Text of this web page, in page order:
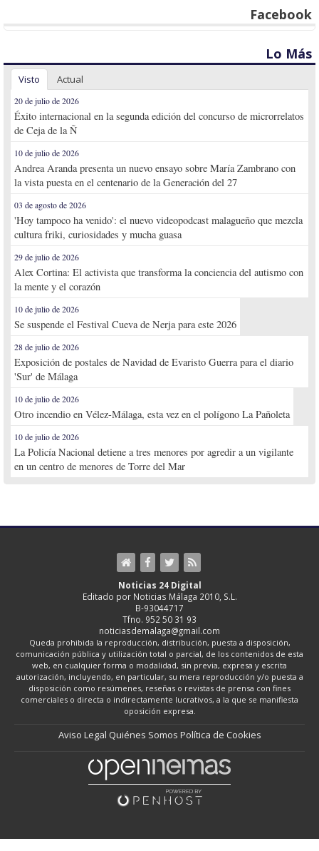
Facebook
Lo Más
Visto Actual
20 de julio de 2026
Éxito internacional en la segunda edición del concurso de microrrelatos
de Ceja de la Ñ
10 de julio de 2026
Andrea Aranda presenta un nuevo ensayo sobre María Zambrano con
la vista puesta en el centenario de la Generación del 27
03 de agosto de 2026
'Hoy tampoco ha venido': el nuevo videopodcast malagueño que mezcla
cultura friki, curiosidades y mucha guasa
29 de julio de 2026
Alex Cortina: El activista que transforma la conciencia del autismo con
la mente y el corazón
10 de julio de 2026
Se suspende el Festival Cueva de Nerja para este 2026
28 de julio de 2026
Exposición de postales de Navidad de Evaristo Guerra para el diario
'Sur' de Málaga
10 de julio de 2026
Otro incendio en Vélez-Málaga, esta vez en el polígono La Pañoleta
10 de julio de 2026
La Policía Nacional detiene a tres menores por agredir a un vigilante
en un centro de menores de Torre del Mar
Noticias 24 Digital
Editado por Noticias Málaga 2010, S.L.
B-93044717
Tfno. 952 50 31 93
noticiasdemalaga@gmail.com
Queda prohibida la reproducción, distribución, puesta a disposición,
comunicación pública y utilización total o parcial, de los contenidos de esta
web, en cualquier forma o modalidad, sin previa, expresa y escrita
autorización, incluyendo, en particular, su mera reproducción y/o puesta a
disposición como resúmenes, reseñas o revistas de prensa con fines
comerciales o directa o indirectamente lucrativos, a la que se manifiesta
oposición expresa.
Aviso Legal Quiénes Somos Política de Cookies